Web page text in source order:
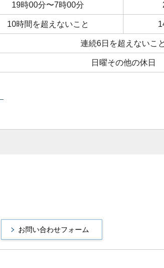
19時00分〜7時00分
10時間を超えないこと
連続6日を超えないこと
日曜その他の休日